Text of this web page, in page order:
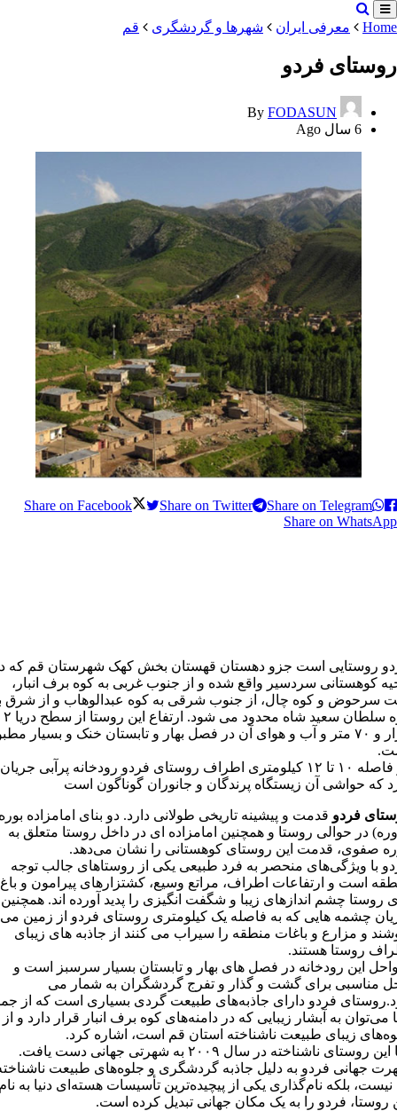
Home معرفی ایران شهرها و گردشگری قم
روستای فردو
By FODASUN
6 سال Ago
Share on Facebook Share on Twitter
Share on Telegram
Share on WhatsApp
روستایی است جزو دهستان قهستان بخش کهک شهرستان قم که
کوهستانی سردسیر واقع شده و از جنوب غربی به کوه برف انبار،
سرحوض و کوه چال، از جنوب شرقی به کوه عبدالوهاب و از شرق
کوه سلطان سعید شاه محدود می شود. ارتفاع این روستا از سطح دریا ۲
هزار و ۷۰ متر و آب و هوای آن در فصل بهار و تابستان خنک و بسیار
در فاصله ۱۰ تا ۱۲ کیلومتری اطراف روستای فردو رودخانه پرآبی جریان
که حواشی آن زیستگاه پرندگان و جانوران گوناگون است
فردو قدمت و پیشینه تاریخی طولانی دارد. دو بنای امامزاده
در حوالی روستا و همچنین امامزاده ای در داخل روستا متعلق به
صفوی، قدمت این روستای کوهستانی را نشان می‌دهد.
با ویژگی‌های منحصر به فرد طبیعی یکی از روستاهای جالب توجه
است و ارتفاعات اطراف، مراتع وسیع، کشتزارهای پیرامون و باغ
روستا چشم اندازهای زیبا و شگفت انگیزی را پدید آورده اند. همچنین
چشمه هایی که به فاصله یک کیلومتری روستای فردو از زمین می
و مزارع و باغات منطقه را سیراب می کنند از جاذبه های زیبای
روستا هستند.
این رودخانه در فصل های بهار و تابستان بسیار سرسبز است و
مناسبی برای گشت و گذار و تفرج گردشگران به شمار می
فردو دارای جاذبه‌های طبیعت گردی بسیاری است که از
می‌توان به آبشار زیبایی که در دامنه‌های کوه برف انبار قرار دارد و از
زیبای طبیعت ناشناخته استان قم است، اشاره کرد.
اما این روستای ناشناخته در سال ۲۰۰۹ به شهرتی جهانی دست یافت.
جهانی فردو به دلیل جاذبه گردشگری و جلوه‌های طبیعت
نیست، بلکه نام‌گذاری یکی از پیچیده‌ترین تأسیسات هسته‌ای دنیا به
روستا، فردو را به یک مکان جهانی تبدیل کرده است.